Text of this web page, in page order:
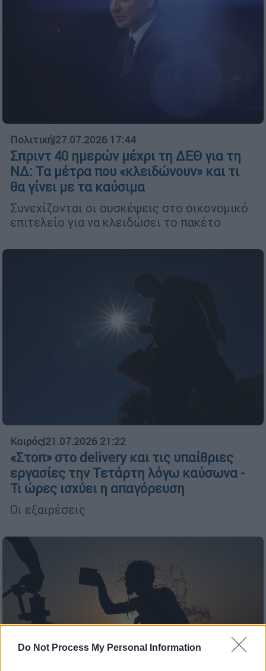
Do Not Process My Personal Information
Πολιτική|27.07.2026 17:44
Σπριντ 40 ημερών μέχρι τη ΔΕΘ για τη
ΝΔ: Τα μέτρα που «κλειδώνουν» και τι
θα γίνει με τα καύσιμα
Συνεχίζονται οι συσκέψεις στο οικονομικό
επιτελείο για να κλειδώσει το πακέτο
Καιρός|21.07.2026 21:22
«Στοπ» στο delivery και τις υπαίθριες
εργασίες την Τετάρτη λόγω καύσωνα -
Τι ώρες ισχύει η απαγόρευση
Οι εξαιρέσεις